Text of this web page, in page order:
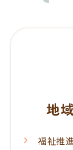
地
福祉推